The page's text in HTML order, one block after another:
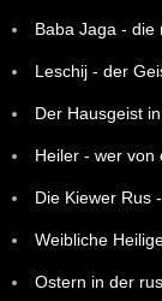
Baba Jaga - die
Leschij - der
Der Hausgeist
Heiler - wer von
Die Kiewer Rus
Weibliche
Ostern in der